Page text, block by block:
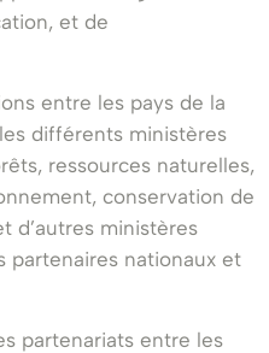
et de
entre les pays de la
différents ministères
ressources naturelles,
conservation de
d’autres ministères
partenaires nationaux et
partenariats entre les